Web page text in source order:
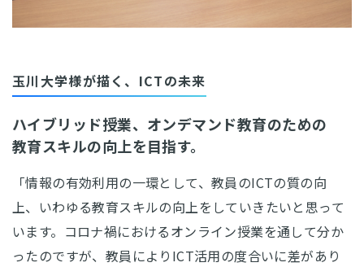
玉川大学様が描く、ICTの未来
ハイブリッド授業、オンデマンド教育のための
教育スキルの向上を目指す。
「情報の有効利用の一環として、教員のICTの質の向
上、いわゆる教育スキルの向上をしていきたいと思って
います。コロナ禍におけるオンライン授業を通して分か
ったのですが、教員によりICT活用の度合いに差があり